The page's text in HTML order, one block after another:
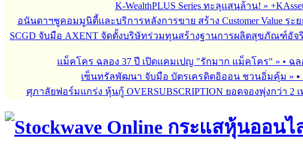
K-WealthPLUS Series ทะลุแสนล้าน! »
อนันดาฯชูคอมมูนิตี้และบริการหลังการขาย สร้าง Customer Value ระย
SCGD จับมือ AXENT จัดตั้งบริษัทร่วมทุนสร้างฐานการผลิตสุขภัณฑ์อัจ
แม็คโคร ฉลอง 37 ปี เปิดแคมเปญ "รักมาก แม็คโคร" » • ฉ
เซ็นทรัลพัฒนา จับมือ บัตรเครดิตอิออน ชวนอิ่มคุ้ม »
ศุภาลัยฟอร์มแกร่ง หุ้นกู้ OVERSUBSCRIPTION ยอดจองพุ่งกว่า 2 เ